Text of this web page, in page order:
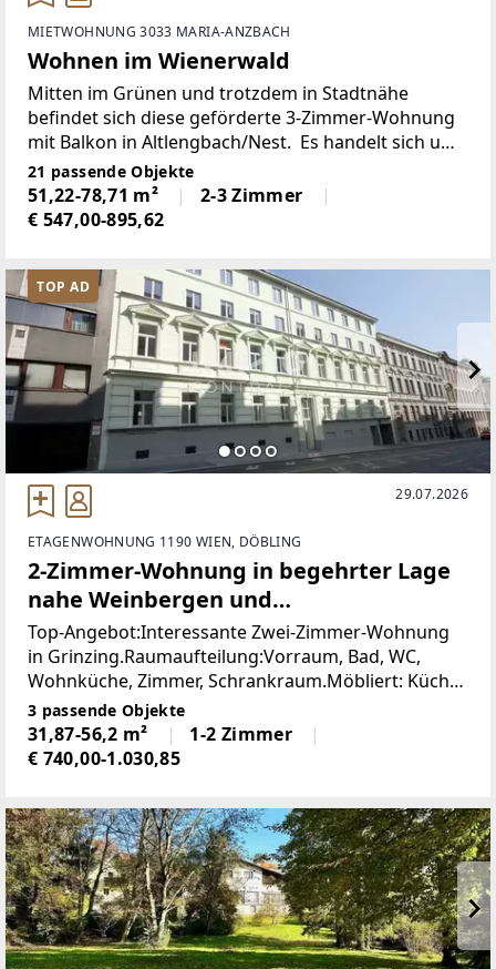
MIETWOHNUNG 3033 MARIA-ANZBACH
Wohnen im Wienerwald
Mitten im Grünen und trotzdem in Stadtnähe
befindet sich diese geförderte 3-Zimmer-Wohnung
mit Balkon in Altlengbach/Nest. Es handelt sich um
einen Erstbezug!Die Wohnräume sind
mit Laminatboden, die Nassräume
mit Fliesen ausgestattet. 2-fach-verglaste
21 passende Objekte
51,22-78,71 m²
2-3 Zimmer
€ 547,00-895,62
TOP AD
29.07.2026
ETAGENWOHNUNG 1190 WIEN, DÖBLING
2-Zimmer-Wohnung in begehrter Lage
nahe Weinbergen und
Türkenschanzpark
Top-Angebot:Interessante Zwei-Zimmer-Wohnung
in Grinzing.Raumaufteilung:Vorraum, Bad, WC,
Wohnküche, Zimmer, Schrankraum.Möbliert: Küche
inkl. GeräteKellerabteil.Innenhof zur
Mitbenützung.Garagenstapelparker bis
3 passende Objekte
31,87-56,2 m²
1-2 Zimmer
€ 740,00-1.030,85